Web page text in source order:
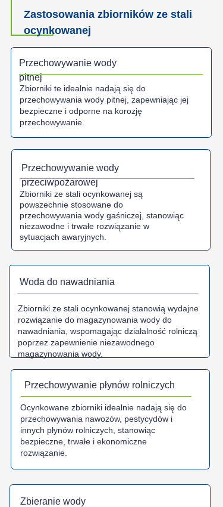
Zastosowania zbiorników ze stali
ocynkowanej
Przechowywanie wody
pitnej
Zbiorniki te idealnie nadają się do
przechowywania wody pitnej, zapewniając jej
bezpieczne i odporne na korozję
przechowywanie.
Przechowywanie wody
przeciwpożarowej
Zbiorniki ze stali ocynkowanej są
powszechnie stosowane do
przechowywania wody gaśniczej, stanowiąc
niezawodne i trwałe rozwiązanie w
sytuacjach awaryjnych.
Woda do nawadniania
Zbiorniki ze stali ocynkowanej stanowią wydajne
rozwiązanie do magazynowania wody do
nawadniania, wspomagając działalność rolniczą
poprzez zapewnienie niezawodnego
magazynowania wody.
Przechowywanie płynów rolniczych
Ocynkowane zbiorniki idealnie nadają się do
przechowywania nawozów, pestycydów i
innych płynów rolniczych, stanowiąc
bezpieczne, trwałe i ekonomiczne
rozwiązanie.
Zbieranie wody